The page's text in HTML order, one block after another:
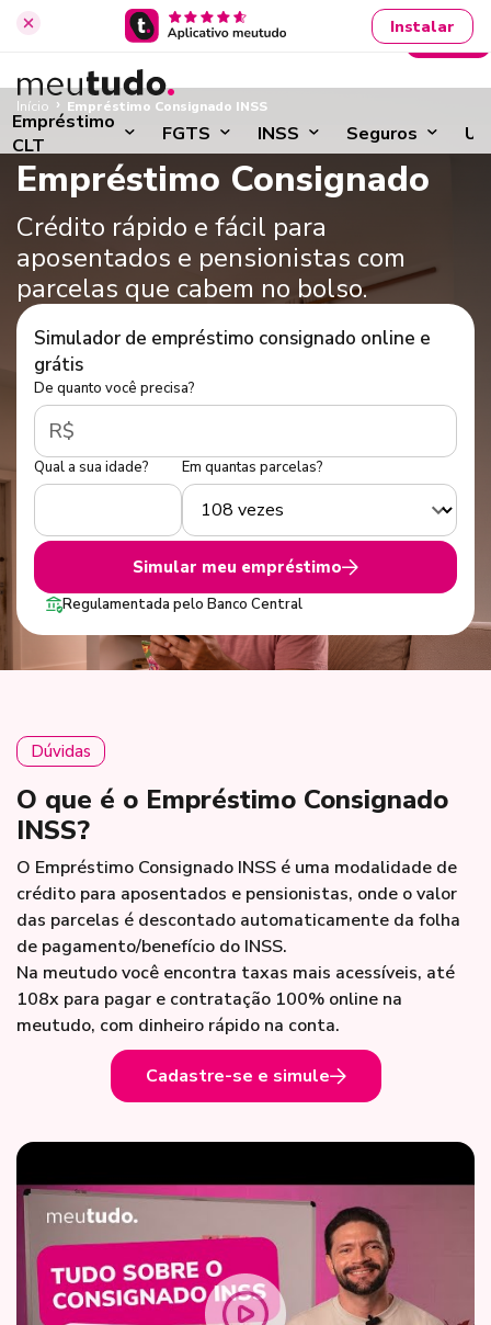
Instalar
Empréstimo
CLT
FGTS INSS Seguros
Entrar
Início › Empréstimo Consignado INSS
Empréstimo Consignado
Crédito rápido e fácil para
aposentados e pensionistas com
parcelas que cabem no bolso.
Simulador de empréstimo consignado online e
grátis
De quanto você precisa?
R$
Qual a sua idade? Em quantas parcelas?
Simular meu empréstimo
Regulamentada pelo Banco Central
Dúvidas
O que é o Empréstimo Consignado
INSS?
O Empréstimo Consignado INSS é uma modalidade de
crédito para aposentados e pensionistas, onde o valor
das parcelas é descontado automaticamente da folha
de pagamento/benefício do INSS.
Na meutudo você encontra taxas mais acessíveis, até
108x para pagar e contratação 100% online na
meutudo, com dinheiro rápido na conta.
Cadastre-se e simule